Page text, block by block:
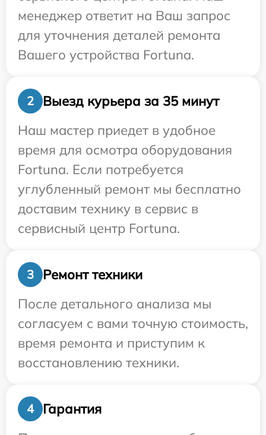
менеджер ответит на Ваш запрос
для уточнения деталей ремонта
Вашего устройства Fortuna.
2
Выезд курьера за 35 минут
Наш мастер приедет в удобное
время для осмотра оборудования
Fortuna. Если потребуется
углубленный ремонт мы бесплатно
доставим технику в сервис в
сервисный центр Fortuna.
3
Ремонт техники
После детального анализа мы
согласуем с вами точную стоимость,
время ремонта и приступим к
восстановлению техники.
4
Гарантия